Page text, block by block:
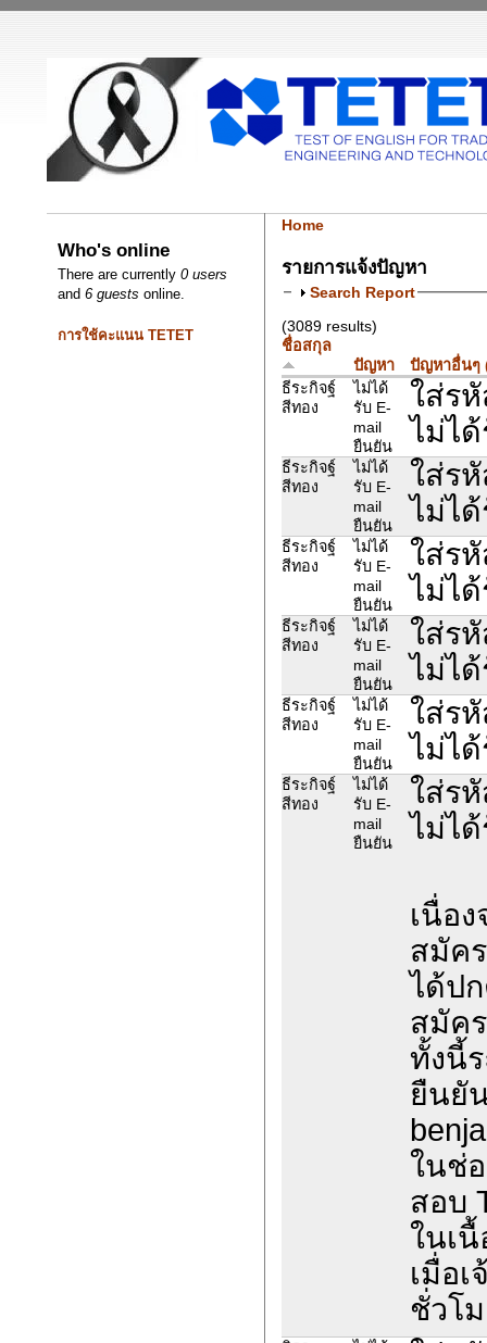
Who's online
There are currently0 users
and6 guests online.
การใช้คะแนน TETET
Home
รายการแจ้งปัญหา
Search Report
(3089 results)
ชื่อสกุล
ปัญหา
ปัญหาอื่นๆ
ธีระกิจฐ์
สีทอง
ไม่ได้
รับ E-
mail
ยืนยัน
ใส่ร
ไม่ไ
ธีระกิจฐ์
สีทอง
ไม่ได้
รับ E-
mail
ยืนยัน
ใส่ร
ไม่ไ
ธีระกิจฐ์
สีทอง
ไม่ได้
รับ E-
mail
ยืนยัน
ใส่ร
ไม่ไ
ธีระกิจฐ์
สีทอง
ไม่ได้
รับ E-
mail
ยืนยัน
ใส่ร
ไม่ไ
ธีระกิจฐ์
สีทอง
ไม่ได้
รับ E-
mail
ยืนยัน
ใส่ร
ไม่ไ
ธีระกิจฐ์
สีทอง
ไม่ได้
รับ E-
mail
ยืนยัน
ใส่ร
ไม่ไ
เนื่อ
สมัค
ได้ป
สมัค
ทั้งนี้
ยืนยั
ในช่
สอบ
ในเ
เมื่อ
ชั่วโ